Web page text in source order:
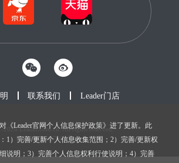
《Leader官网个人信息保护政策》进了更新。此
1）完善/更新个人信息收集范围；2）完善/更新权
说明；3）完善个人信息权利行使说明；4）完善
联系我们 Leader门店
2026 Leader.com.cn. All rights reserved.
鲁ICP备20027604号-1